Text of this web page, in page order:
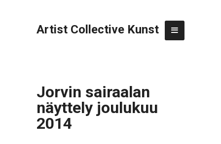
Artist Collective Kunst
Jorvin sairaalan
näyttely joulukuu
2014